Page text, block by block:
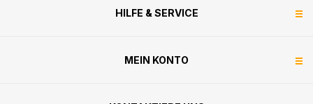
HILFE & SERVICE
MEIN KONTO